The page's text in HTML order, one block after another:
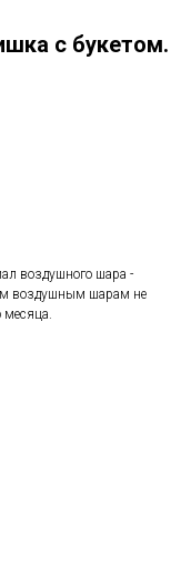
с букетом.
воздушного шара -
воздушным шарам не
месяца.